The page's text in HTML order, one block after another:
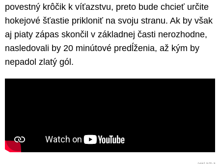
povestný krôčik k víťazstvu, preto bude chcieť určite
hokejové šťastie prikloniť na svoju stranu. Ak by však
aj piaty zápas skončil v základnej časti nerozhodne,
nasledovali by 20 minútové predĺženia, až kým by
nepadol zlatý gól.